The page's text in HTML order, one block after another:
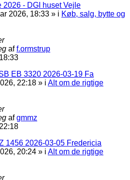
2026 - DGI huset Vejle
2026, 18:33 » i Køb, salg, bytte og
aff.ormstrup
EB 3320 2026-03-19 Fa
22:18 » i Alt om de rigtige
afgmmz
1456 2026-03-05 Fredericia
20:24 » i Alt om de rigtige